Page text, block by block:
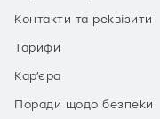
Контакти та реквізити
Тарифи
Кар’єра
Поради щодо безпеки